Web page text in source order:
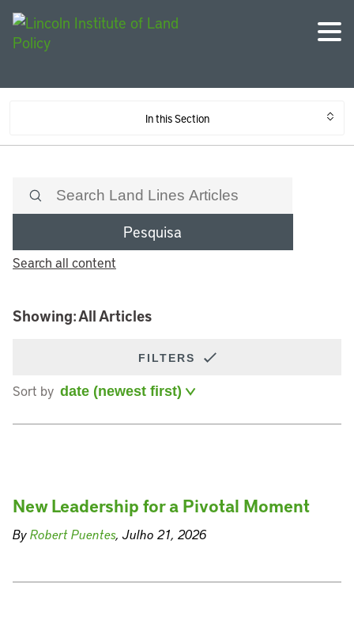
In this Section
Pesquisa
Search all content
Showing: All Articles
FILTERS
Sort by
New Leadership for a Pivotal Moment
ByRobert Puentes, Julho 21, 2026